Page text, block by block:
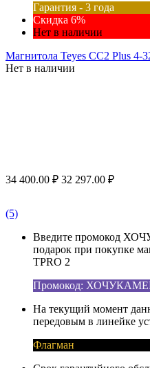
Гарантия - 3 года
Скидка 6%
Нет в наличии
Магнитола Teyes CC2 Plus 4-
Нет в наличии
34 400.00 ₽ 32 297.00 ₽
(5)
Введите промокод
подарок при покупке
TPRO 2
Промокод:
На текущий момент
передовым в линейке
Флагман